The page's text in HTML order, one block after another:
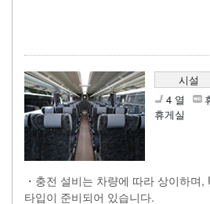
시설
4 열
휴게실
・충전 설비는 차량에 따라 상이하며
타입이 준비되어 있습니다.